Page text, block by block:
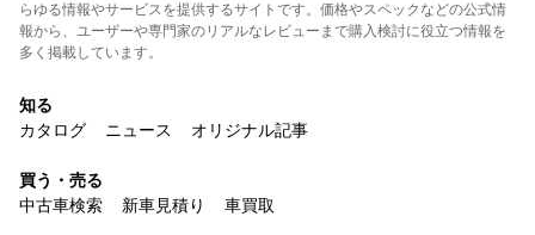
らゆる情報やサービスを提供するサイトです。価格やスペックなどの公式情
報から、ユーザーや専門家のリアルなレビューまで購入検討に役立つ情報を
多く掲載しています。
知る
カタログ
ニュース オリジナル記事
買う・売る
中古車検索
新車見積り 車買取